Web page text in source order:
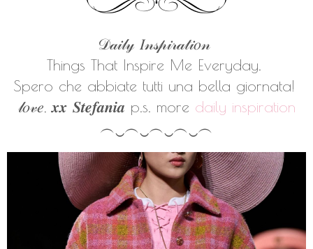
𝒟𝒶𝒾𝓁𝓎 𝐼𝓃𝓈𝓅𝒾𝓇𝒶𝓉𝒾𝑜𝓃
Things That Inspire Me Everyday.
Spero che abbiate tutti una bella giornata!
𝓁𝑜𝓋𝑒, 𝒙𝒙 𝑺𝒕𝒆𝒇𝒂𝒏𝒊𝒂 p.s. more daily inspiration
︵‿︵‿︵‿︵‿︵